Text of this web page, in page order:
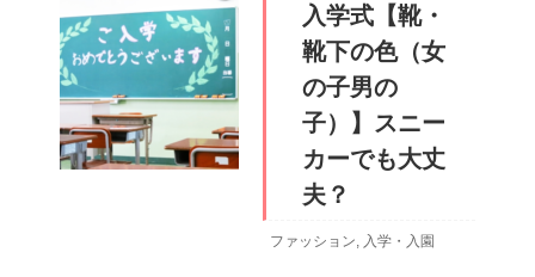
入学式【靴・
靴下の色（女
の子男の
子）】スニー
カーでも大丈
夫？
ファッション, 入学・入園